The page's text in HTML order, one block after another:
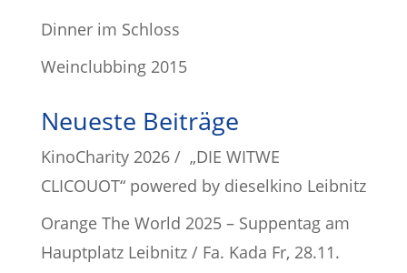
Dinner im Schloss
Weinclubbing 2015
Neueste Beiträge
KinoCharity 2026 / „DIE WITWE
CLICOUOT“ powered by dieselkino Leibnitz
Orange The World 2025 – Suppentag am
Hauptplatz Leibnitz / Fa. Kada Fr, 28.11.